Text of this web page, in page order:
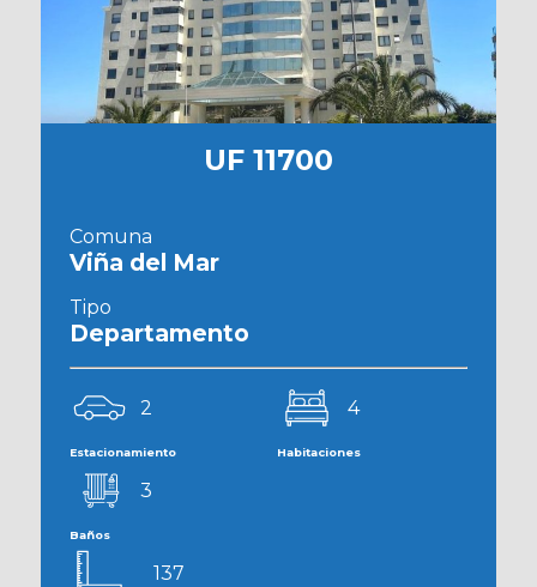
UF 11700
Comuna
Viña del Mar
Tipo
Departamento
2
Estacionamiento
4
Habitaciones
3
Baños
137